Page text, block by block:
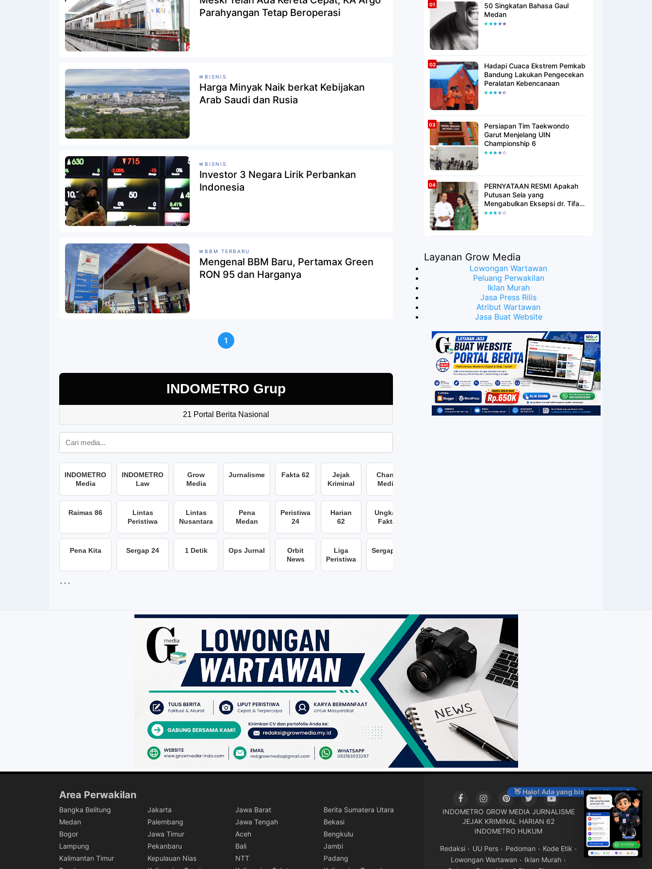
Parahyangan Tetap Beroperasi
BISNIS
Harga Minyak Naik berkat Kebijakan
Arab Saudi dan Rusia
BISNIS
Investor 3 Negara Lirik Perbankan
Indonesia
BBM TERBARU
Mengenal BBM Baru, Pertamax Green
RON 95 dan Harganya
1
INDOMETRO Grup
21 Portal Berita Nasional
INDOMETRO
Media
INDOMETRO
Law
Grow
Media
Jurnalisme Fakta 62
Jejak
Kriminal
Chans
Media
Raimas 86
Lintas
Peristiwa
Lintas
Nusantara
Pena
Medan
Peristiwa
24
Harian
62
Ungkap
Fakta
Pena Kita Sergap 24 1 Detik Ops Jurnal
Orbit
News
Liga
Peristiwa
Sergap86
```
50 Singkatan Bahasa Gaul
Medan
Hadapi Cuaca Ekstrem Pemkab
Bandung Lakukan Pengecekan
Peralatan Kebencanaan
Persiapan Tim Taekwondo
Garut Menjelang UIN
Championship 6
PERNYATAAN RESMI Apakah
Putusan Sela yang
Mengabulkan Eksepsi dr. Tifa
Membuktikan atau Semakin
Layanan Grow Media
Lowongan Wartawan
Peluang Perwakilan
Iklan Murah
Jasa Press Rilis
Atribut Wartawan
Jasa Buat Website
👋 Halo! Ada yang bisa kami bantu?
Area Perwakilan
Bangka Belitung Jakarta Jawa Barat
Berita Sumatera Utara
Medan
Palembang Jawa Tengah
Bekasi
Bogor
Jawa Timur Aceh
Bengkulu
Lampung
Pekanbaru Bali
Jambi
Kalimantan Timur
Kepulauan Nias NTT
Padang
INDOMETRO GROW MEDIA JURNALISME
JEJAK KRIMINAL
HARIAN 62
INDOMETRO HUKUM
Redaksi UU Pers Pedoman
Kode Etik
Lowongan Wartawan
Iklan Murah